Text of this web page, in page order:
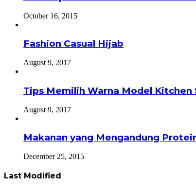
October 16, 2015
Fashion Casual Hijab
August 9, 2017
Tips Memilih Warna Model Kitchen
August 9, 2017
Makanan yang Mengandung
December 25, 2015
Last Modified